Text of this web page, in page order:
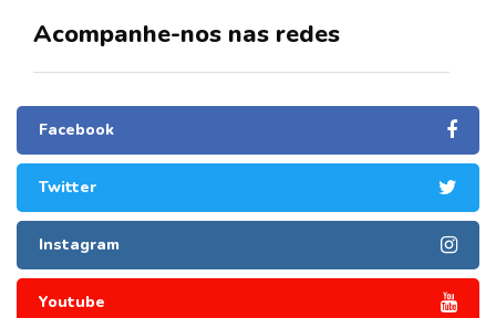
Acompanhe-nos nas redes
Facebook
Twitter
Instagram
Youtube